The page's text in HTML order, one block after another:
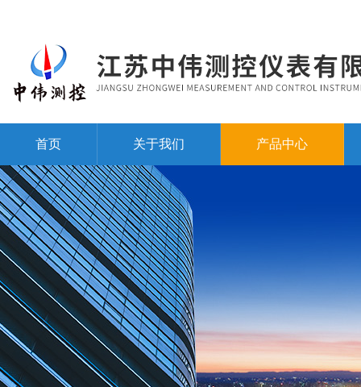
首页 关于我们 产品中心